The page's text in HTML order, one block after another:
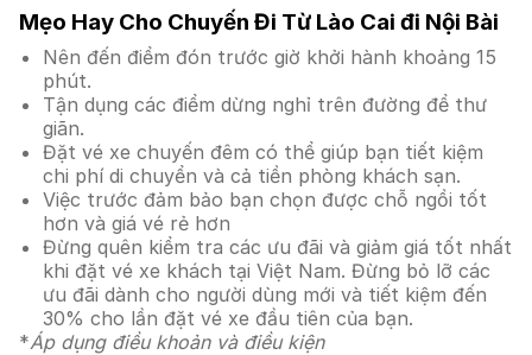
Mẹo Hay Cho Chuyến Đi Từ Lào Cai đi Nội Bài
Nên đến điểm đón trước giờ khởi hành khoảng 15
phút.
Tận dụng các điểm dừng nghỉ trên đường để thư
giãn.
Đặt vé xe chuyến đêm có thể giúp bạn tiết kiệm
chi phí di chuyển và cả tiền phòng khách sạn.
Việc trước đảm bảo bạn chọn được chỗ ngồi tốt
hơn và giá vé rẻ hơn
Đừng quên kiểm tra các ưu đãi và giảm giá tốt nhất
khi đặt vé xe khách tại Việt Nam. Đừng bỏ lỡ các
ưu đãi dành cho người dùng mới và tiết kiệm đến
30% cho lần đặt vé xe đầu tiên của bạn.
*Áp dụng điều khoản và điều kiện